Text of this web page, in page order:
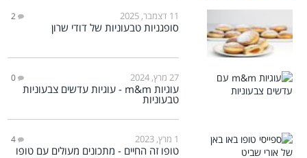
11 דצמבר, 2025 2
סופגניות טבעוניות של דודי שרון
27 מרץ, 2024 0
עוגיות m&m - עוגיות עדשים צבעוניות
טבעוניות
1 מרץ, 2023 4
טופו זה החיים - מתכונים מעולים עם טופו